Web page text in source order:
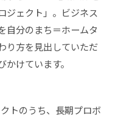
ジェクト」。ビジネス
自分のまち＝ホームタ
り方を見出していただ
けています。
トのうち、長期プロボ